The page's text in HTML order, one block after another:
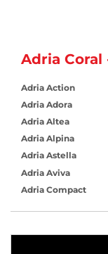
Adria
Adria Action
Adria Adora
Adria Altea
Adria Alpina
Adria Astella
Adria Aviva
Adria Compact